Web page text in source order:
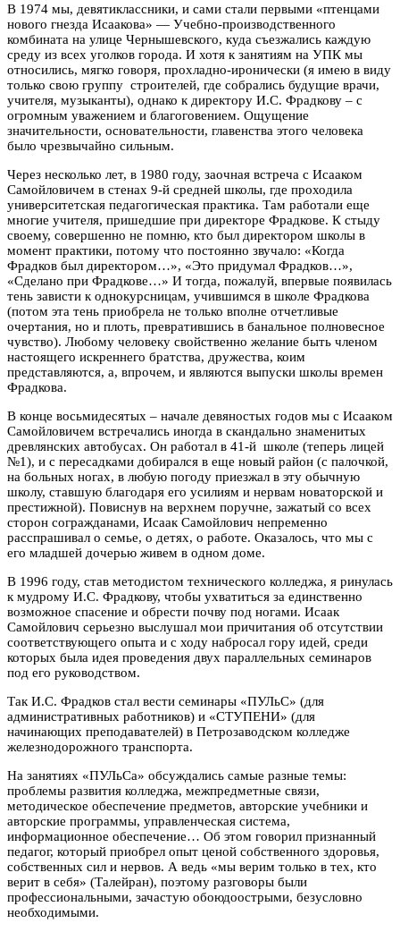
В 1974 мы, девятиклассники, и сами стали первыми «птенцами
нового гнезда Исаакова» — Учебно-производственного
комбината на улице Чернышевского, куда съезжались каждую
среду из всех уголков города. И хотя к занятиям на УПК мы
относились, мягко говоря, прохладно-иронически (я имею в виду
только свою группу строителей, где собрались будущие врачи,
учителя, музыканты), однако к директору И.С. Фрадкову – с
огромным уважением и благоговением. Ощущение
значительности, основательности, главенства этого человека
было чрезвычайно сильным.
Через несколько лет, в 1980 году, заочная встреча с Исааком
Самойловичем в стенах 9-й средней школы, где проходила
университетская педагогическая практика. Там работали еще
многие учителя, пришедшие при директоре Фрадкове. К стыду
своему, совершенно не помню, кто был директором школы в
момент практики, потому что постоянно звучало: «Когда
Фрадков был директором…», «Это придумал Фрадков…»,
«Сделано при Фрадкове…» И тогда, пожалуй, впервые появилась
тень зависти к однокурсницам, учившимся в школе Фрадкова
(потом эта тень приобрела не только вполне отчетливые
очертания, но и плоть, превратившись в банальное полновесное
чувство). Любому человеку свойственно желание быть членом
настоящего искреннего братства, дружества, коим
представляются, а, впрочем, и являются выпуски школы времен
Фрадкова.
В конце восьмидесятых – начале девяностых годов мы с Исааком
Самойловичем встречались иногда в скандально знаменитых
древлянских автобусах. Он работал в 41-й школе (теперь лицей
№1), и с пересадками добирался в еще новый район (с палочкой,
на больных ногах, в любую погоду приезжал в эту обычную
школу, ставшую благодаря его усилиям и нервам новаторской и
престижной). Повиснув на верхнем поручне, зажатый со всех
сторон согражданами, Исаак Самойлович непременно
расспрашивал о семье, о детях, о работе. Оказалось, что мы с
его младшей дочерью живем в одном доме.
В 1996 году, став методистом технического колледжа, я ринулась
к мудрому И.С. Фрадкову, чтобы ухватиться за единственно
возможное спасение и обрести почву под ногами. Исаак
Самойлович серьезно выслушал мои причитания об отсутствии
соответствующего опыта и с ходу набросал гору идей, среди
которых была идея проведения двух параллельных семинаров
под его руководством.
Так И.С. Фрадков стал вести семинары «ПУЛьС» (для
административных работников) и «СТУПЕНИ» (для
начинающих преподавателей) в Петрозаводском колледже
железнодорожного транспорта.
На занятиях «ПУЛьСа» обсуждались самые разные темы:
проблемы развития колледжа, межпредметные связи,
методическое обеспечение предметов, авторские учебники и
авторские программы, управленческая система,
информационное обеспечение… Об этом говорил признанный
педагог, который приобрел опыт ценой собственного здоровья,
собственных сил и нервов. А ведь «мы верим только в тех, кто
верит в себя» (Талейран), поэтому разговоры были
профессиональными, зачастую обоюдоострыми, безусловно
необходимыми.